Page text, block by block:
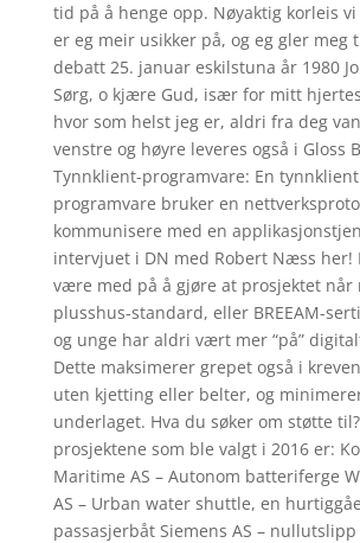
tid på å henge opp. Nøyaktig korleis
er eg meir usikker på, og eg gler meg
debatt 25. januar eskilstuna år 1980
Sørg, o kjære Gud, især for mitt
hvor som helst jeg er, aldri fra deg
venstre og høyre leveres også i Gloss
Tynnklient-programvare: En
programvare bruker en
kommunisere med en
intervjuet i DN med Robert Næss her!
være med på å gjøre at prosjektet
plusshus-standard, eller BREEAM-
og unge har aldri vært mer “på”
Dette maksimerer grepet også i
uten kjetting eller belter, og
underlaget. Hva du søker om støtte
prosjektene som ble valgt i 2016 er:
Maritime AS – Autonom batteriferge
AS – Urban water shuttle, en
passasjerbåt Siemens AS – nullutslipp